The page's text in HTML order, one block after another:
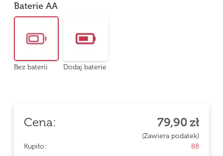
Baterie AA
Bez baterii Dodaj baterie
Cena: 79,90zł
(Zawiera podatek)
Kupiło:
88